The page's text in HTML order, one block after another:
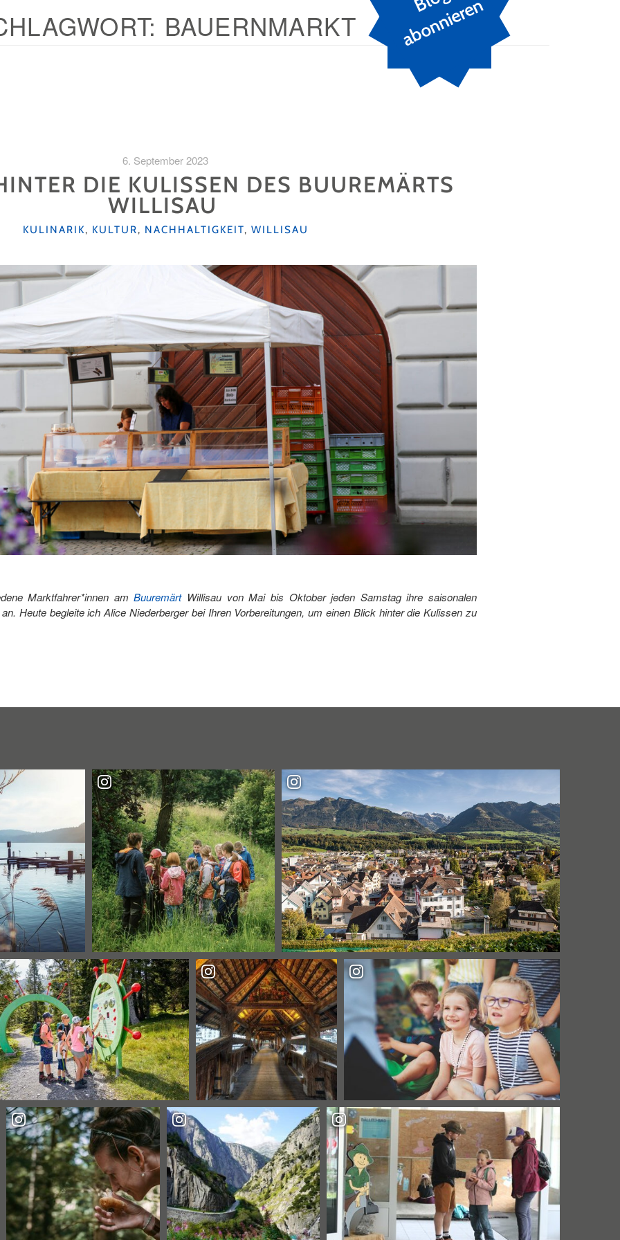
n
BAUERNMARKT
6. September 2023
DIE KULISSEN DES BUUREMÄRTS
WILLISAU
KATEGORIEN
KULINARIK, KULTUR, NACHHALTIGKEIT, WILLISAU
Marktfahrer*innen amBuuremärtWillisau von Mai bis Oktober jeden Samstag ihre saisonalen
an. Heute begleite ich Alice Niederberger bei Ihren Vorbereitungen, um einen Blick hinter die Kulissen zu